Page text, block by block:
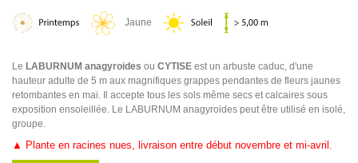
Jaune
Le LABURNUM anagyroides ou CYTISE est un arbuste caduc, d'une
hauteur adulte de 5 m aux magnifiques grappes pendantes de fleurs jaunes
retombantes en mai. Il accepte tous les sols même secs et calcaires sous
exposition ensoleillée. Le LABURNUM anagyroides peut être utilisé en isolé,
groupe.
▲ Plante en racines nues, livraison entre début novembre et mi-avril.